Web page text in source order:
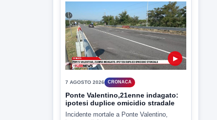
▶
7 AGOSTO 2026 ATTUALITÀ
Miasmi e Calore, l'ASL parla
attraverso il Comune
Nessuna nuova moria di pesci e nessuna
criticità igienico-sanitaria nel...